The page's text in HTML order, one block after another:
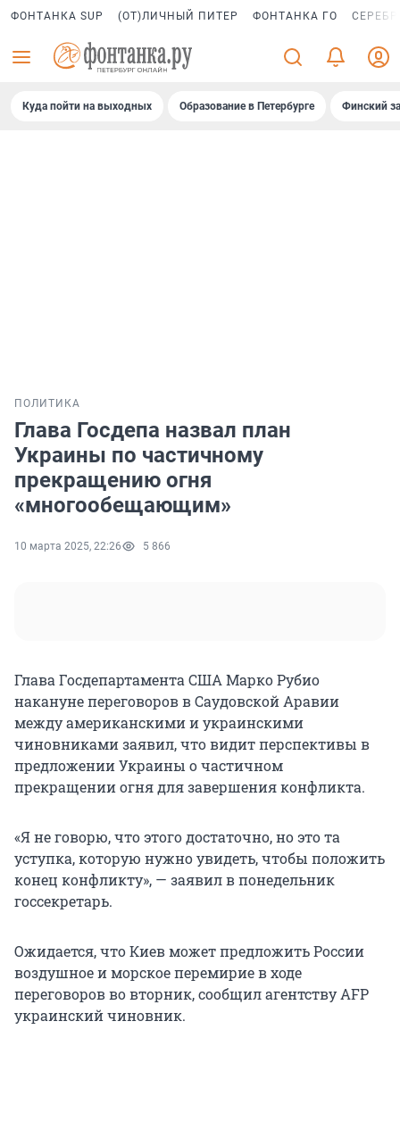
ФОНТАНКА SUP (ОТ)ЛИЧНЫЙ ПИТЕР ФОНТАНКА ГО
Куда пойти на выходных Образование в Петербурге Финский
ПОЛИТИКА
Глава Госдепа назвал план
Украины по частичному
прекращению огня
«многообещающим»
10 марта 2025, 22:26 5 866
Глава Госдепартамента США Марко Рубио
накануне переговоров в Саудовской Аравии
между американскими и украинскими
чиновниками заявил, что видит перспективы в
предложении Украины о частичном
прекращении огня для завершения конфликта.
«Я не говорю, что этого достаточно, но это та
уступка, которую нужно увидеть, чтобы положить
конец конфликту», — заявил в понедельник
госсекретарь.
Ожидается, что Киев может предложить России
воздушное и морское перемирие в ходе
переговоров во вторник, сообщил агентству AFP
украинский чиновник.